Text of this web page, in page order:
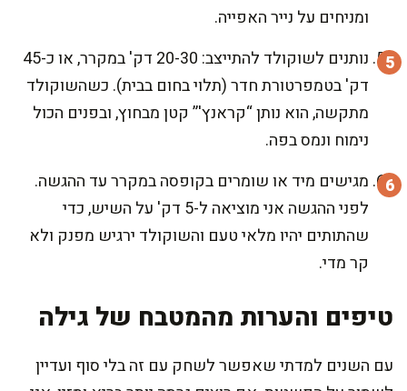
ומניחים על נייר האפייה.
נותנים לשוקולד להתייצב: 20-30 דק' במקרר, או כ-45
דק' בטמפרטורת חדר (תלוי בחום בבית). כשהשוקולד
מתקשה, הוא נותן “קראנץ'” קטן מבחוץ, ובפנים הכול
נימוח ונמס בפה.
מגישים מיד או שומרים בקופסה במקרר עד ההגשה.
לפני ההגשה אני מוציאה ל-5 דק' על השיש, כדי
שהתותים יהיו מלאי טעם והשוקולד ירגיש מפנק ולא
קר מדי.
טיפים והערות מהמטבח של גילה
עם השנים למדתי שאפשר לשחק עם זה בלי סוף ועדיין